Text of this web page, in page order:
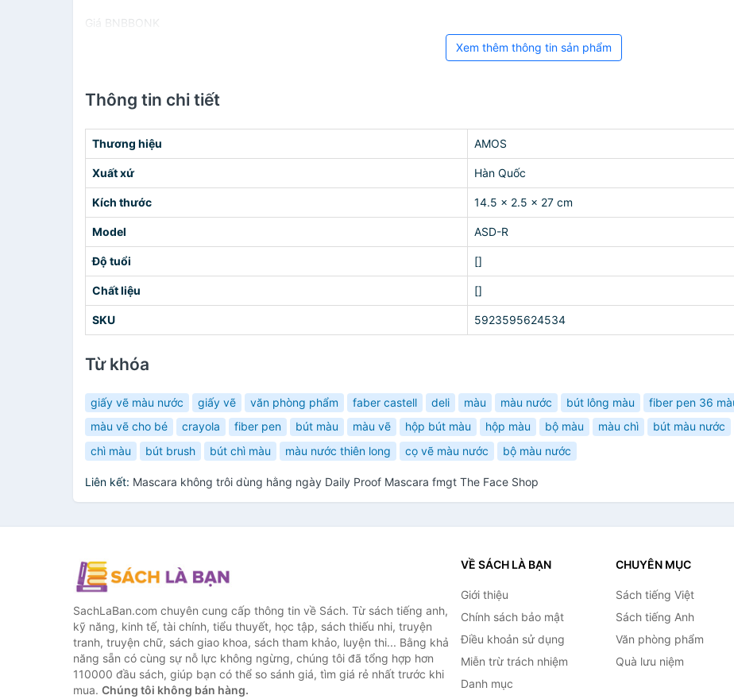
Giá BNBBONK
Xem thêm thông tin sản phẩm
Thông tin chi tiết
Thương hiệu AMOS
Xuất xứ Hàn Quốc
Kích thước 14.5 x 2.5 x 27 cm
Model ASD-R
Độ tuổi []
Chất liệu []
SKU 5923595624534
Từ khóa
giấy vẽ màu nước giấy vẽ văn phòng phẩm faber castell deli màu màu nước bút lông màu fiber pen 36
màu vẽ cho bé
crayola fiber pen bút màu màu vẽ hộp bút màu hộp màu bộ màu màu chì bút màu nước
chì màu
bút brush bút chì màu màu nước thiên long cọ vẽ màu nước bộ màu nước
Liên kết: Mascara không trôi dùng hằng ngày Daily Proof Mascara fmgt The Face Shop
SachLaBan.com chuyên cung cấp thông tin về Sách. Từ sách tiếng anh,
kỹ năng, kinh tế, tài chính, tiểu thuyết, học tập, sách thiếu nhi, truyện
tranh, truyện chữ, sách giao khoa, sách tham khảo, luyện thi... Bằng khả
năng sẵn có cùng sự nỗ lực không ngừng, chúng tôi đã tổng hợp hơn
110000 đầu sách, giúp bạn có thể so sánh giá, tìm giá rẻ nhất trước khi
mua. Chúng tôi không bán hàng.
VỀ SÁCH LÀ BẠN
Giới thiệu
Chính sách bảo mật
Điều khoản sử dụng
Miễn trừ trách nhiệm
Danh mục
CHUYÊN MỤC
Sách tiếng Việt
Sách tiếng Anh
Văn phòng phẩm
Quà lưu niệm